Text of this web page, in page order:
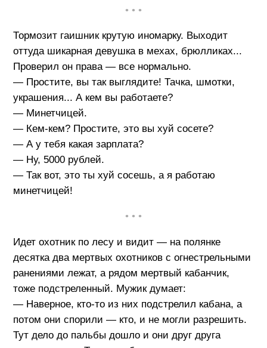
• • •
Тормозит гаишник крутую иномарку. Выходит
оттуда шикарная девушка в мехах, брюлликах...
Проверил он права — все нормально.
— Простите, вы так выглядите! Тачка, шмотки,
украшения... А кем вы работаете?
— Минетчицей.
— Кем-кем? Простите, это вы хуй сосете?
— А у тебя какая зарплата?
— Ну, 5000 рублей.
— Так вот, это ты хуй сосешь, а я работаю
минетчицей!
• • •
Идет охотник по лесу и видит — на полянке
десятка два мертвых охотников с огнестрельными
ранениями лежат, а рядом мертвый кабанчик,
тоже подстреленный. Мужик думает:
— Наверное, кто-то из них подстрелил кабана, а
потом они спорили — кто, и не могли разрешить.
Тут дело до пальбы дошло и они друг друга